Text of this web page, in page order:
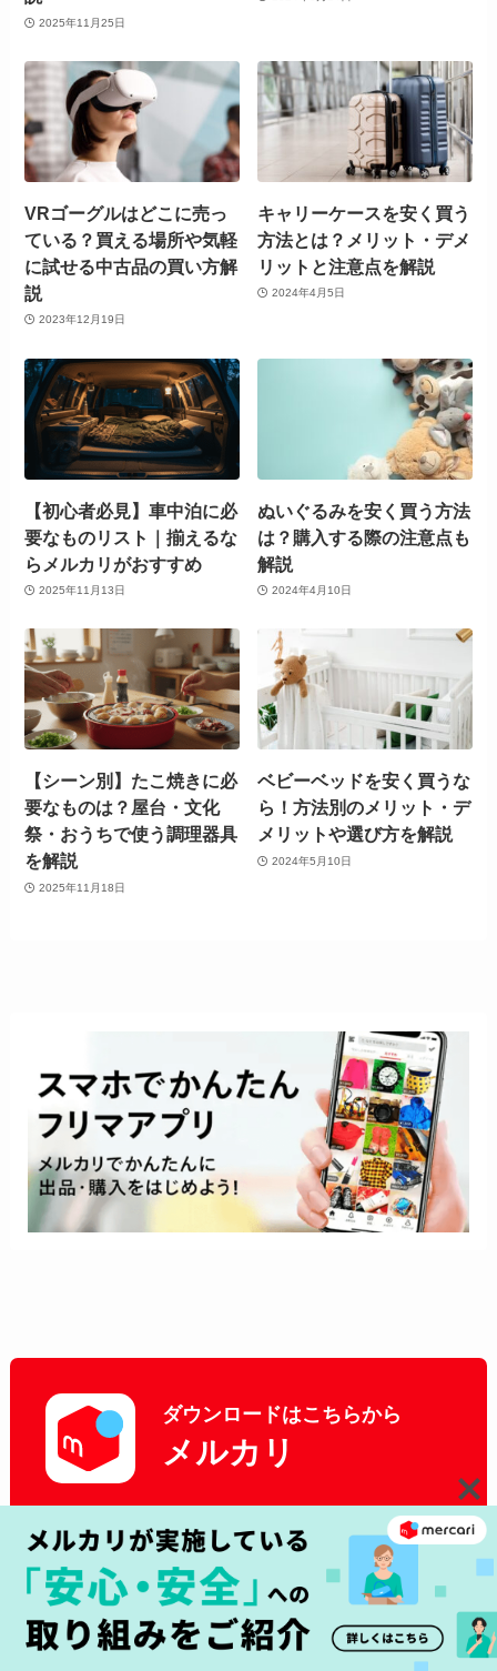
2025年11月25日
VRゴーグルはどこに売っ
ている？買える場所や気軽
に試せる中古品の買い方解
説
2023年12月19日
キャリーケースを安く買う
方法とは？メリット・デメ
リットと注意点を解説
2024年4月5日
【初心者必見】車中泊に必
要なものリスト｜揃えるな
らメルカリがおすすめ
2025年11月13日
ぬいぐるみを安く買う方法
は？購入する際の注意点も
解説
2024年4月10日
【シーン別】たこ焼きに必
要なものは？屋台・文化
祭・おうちで使う調理器具
を解説
2025年11月18日
ベビーベッドを安く買うな
ら！方法別のメリット・デ
メリットや選び方を解説
2024年5月10日
ダウンロードはこちらから
メルカリ